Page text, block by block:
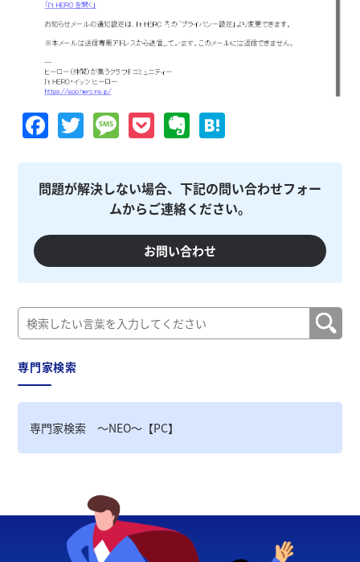
Facebook
Twitter
Message
PocketEvernote
問題が解決しない場合、下記の問い合わせフォー
ムからご連絡ください。
お問い合わせ
専門家検索
専門家検索 ～NEO～【PC】